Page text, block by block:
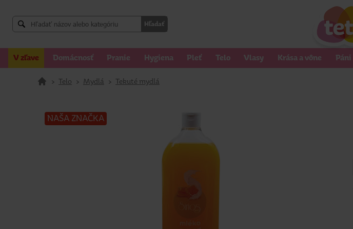
Hľadať
V zľave Domácnosť Pranie Hygiena Pleť Telo Vlasy Krása a vône Páni
> Telo > Mydlá > Tekuté mydlá
NAŠA ZNAČKA